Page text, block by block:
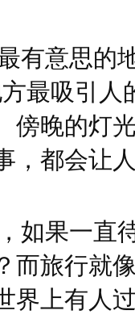
意思的
最吸引人
傍晚的灯
都会让
果一直
而旅行就
界上有人